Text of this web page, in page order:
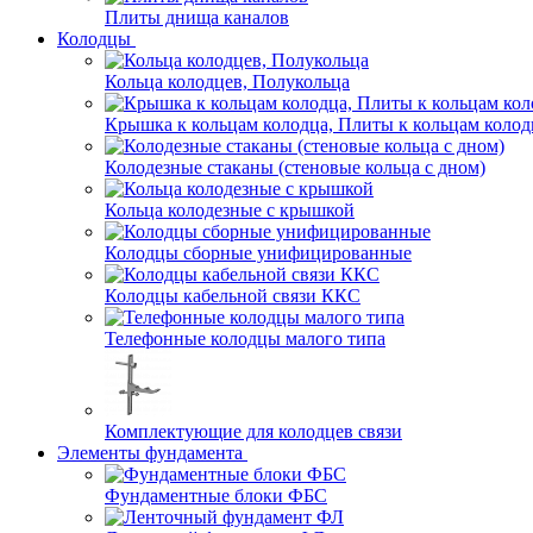
Плиты днища каналов
Колодцы
Кольца колодцев, Полукольца
Крышка к кольцам колодца, Плиты к кольцам
Колодезные стаканы (стеновые кольца с дном)
Кольца колодезные с крышкой
Колодцы сборные унифицированные
Колодцы кабельной связи ККС
Телефонные колодцы малого типа
Комплектующие для колодцев связи
Элементы фундамента
Фундаментные блоки ФБС